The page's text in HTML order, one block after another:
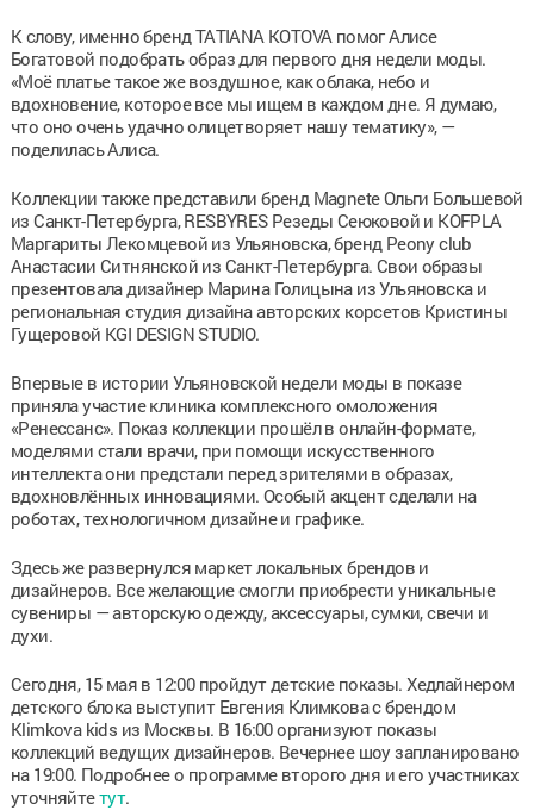
К слову, именно бренд TATIANA KOTOVA помог Алисе
Богатовой подобрать образ для первого дня недели моды.
«Моё платье такое же воздушное, как облака, небо и
вдохновение, которое все мы ищем в каждом дне. Я думаю,
что оно очень удачно олицетворяет нашу тематику», —
поделилась Алиса.
Коллекции также представили бренд Magnete Ольги Большевой
из Санкт-Петербурга, RESBYRES Резеды Сеюковой и KOFPLA
Маргариты Лекомцевой из Ульяновска, бренд Peony club
Анастасии Ситнянской из Санкт-Петербурга. Свои образы
презентовала дизайнер Марина Голицына из Ульяновска и
региональная студия дизайна авторских корсетов Кристины
Гущеровой KGI DESIGN STUDIO.
Впервые в истории Ульяновской недели моды в показе
приняла участие клиника комплексного омоложения
«Ренессанс». Показ коллекции прошёл в онлайн-формате,
моделями стали врачи, при помощи искусственного
интеллекта они предстали перед зрителями в образах,
вдохновлённых инновациями. Особый акцент сделали на
роботах, технологичном дизайне и графике.
Здесь же развернулся маркет локальных брендов и
дизайнеров. Все желающие смогли приобрести уникальные
сувениры — авторскую одежду, аксессуары, сумки, свечи и
духи.
Сегодня, 15 мая в 12:00 пройдут детские показы. Хедлайнером
детского блока выступит Евгения Климкова с брендом
Klimkova kids из Москвы. В 16:00 организуют показы
коллекций ведущих дизайнеров. Вечернее шоу запланировано
на 19:00. Подробнее о программе второго дня и его участниках
уточняйтетут.